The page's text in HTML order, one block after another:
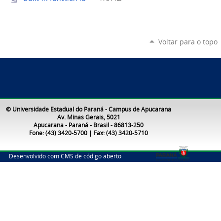
Voltar para o topo
© Universidade Estadual do Paraná - Campus de Apucarana
Av. Minas Gerais, 5021
Apucarana - Paraná - Brasil - 86813-250
Fone: (43) 3420-5700 | Fax: (43) 3420-5710
Desenvolvido com CMS de código aberto